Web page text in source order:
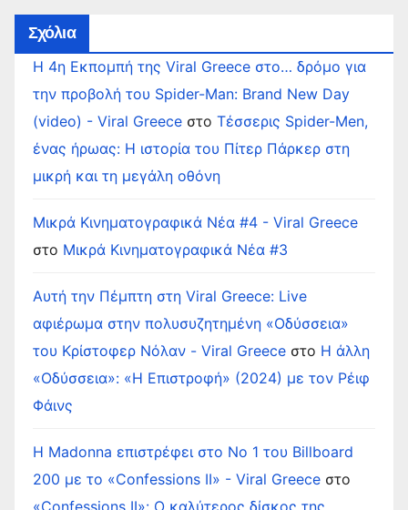
Σχόλια
Η 4η Εκπομπή της Viral Greece στο… δρόμο για
την προβολή του Spider-Man: Brand New Day
(video) - Viral Greece στο Τέσσερις Spider-Men,
ένας ήρωας: Η ιστορία του Πίτερ Πάρκερ στη
μικρή και τη μεγάλη οθόνη
Μικρά Κινηματογραφικά Νέα #4 - Viral Greece
στο Μικρά Κινηματογραφικά Νέα #3
Αυτή την Πέμπτη στη Viral Greece: Live
αφιέρωμα στην πολυσυζητημένη «Οδύσσεια»
του Κρίστοφερ Νόλαν - Viral Greece στο Η άλλη
«Οδύσσεια»: «Η Επιστροφή» (2024) με τον Ρέιφ
Φάινς
Η Madonna επιστρέφει στο Νο 1 του Billboard
200 με το «Confessions II» - Viral Greece στο
«Confessions II»: Ο καλύτερος δίσκος της